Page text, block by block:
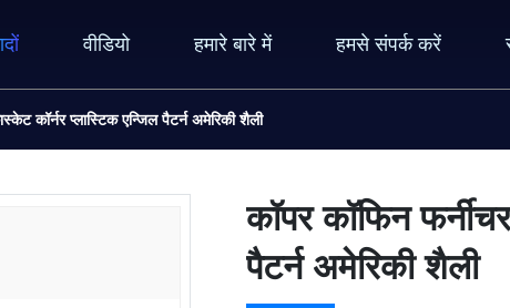
वीडियो हमारे बारे में हमसे संपर्क करें
कॉर्नर प्लास्टिक एन्जिल पैटर्न अमेरिकी शैली
कॉपर कॉफिन
पैटर्न अमेरिकी शैली